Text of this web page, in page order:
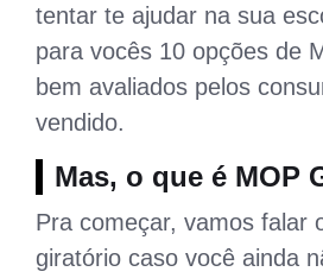
tentar te ajudar na sua
para vocês 10 opções de
bem avaliados pelos
vendido.
Mas, o que é MOP
Pra começar, vamos falar
giratório caso você ainda